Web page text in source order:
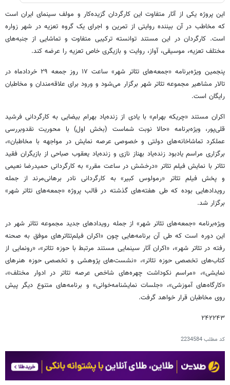
این پروژه یکی از آثار متفاوت این کارگردان گزیده‌کار و مولف سینمای ایران است
که مخاطب در آن بیننده روایتی از تمرین و اجرای یک گروه تعزیه در شهر زواره
است. کارگردان در این مستند توانسته ترکیبی متفاوت و تماشایی از جنبه‌های
مختلف تعزیه، موسیقی، آواز، روایت و بازیگری خاص تعزیه را عرضه کند.
پنجمین ویژه‌برنامه «جمعه‌های تئاتر شهر» ساعت ۱۷ روز جمعه ۲۹ خردادماه در
تالار مشاهیر مجموعه تئاتر شهر برگزار می‌شود و ورود برای علاقه‌مندان و مخاطبان
رایگان است.
‌اکران مستند «چریکه بهرام» با یادی از زنده‌یاد بهرام بیضایی به کارگردانی فرشید
قلی‌پور، ویژه‌برنامه «حالا نوبت شماست (بخش اول) با محوریت نقدوبررسی
عملکرد تماشاخانه‌های دولتی و خصوصی عرصه نمایش در مواجهه با مخاطبان»،
برگزاری مراسم یادبود زنده‌یاد بهناز نازی و زنده‌یاد یعقوب صباحی از بازیگران فقید
تئاتر با نمایش فیلم تئاتر «درخشش در ساعت مقرر» به کارگردانی حمیدرضا نعیمی
و پخش فیلم تئاتر «رمولوس کبیر» به کارگردانی نادر برهانی‌مرند از جمله
رویدادهایی بوده که طی هفته‌های گذشته در قالب پروژه «جمعه‌های تئاتر شهر»
برگزار شد.
ویژه‌برنامه «جمعه‌های تئاتر شهر» از جمله رویدادهای جدید مجموعه تئاتر شهر در
این دوره است که طی آن برنامه‌هایی چون «اکران فیلم‌تئاترهای موفق به صحنه
رفته در تئاتر شهر»، «اکران آثار سینمایی مستند مرتبط با حوزه تئاتر»، «رونمایی از
کتاب‌های تخصصی حوزه تئاتر»، «نشست‌های پژوهشی و تخصصی حوزه هنرهای
نمایشی»، «مراسم نکوداشت چهره‌های شاخص عرصه تئاتر در ادوار مختلف»،
«کارگاه‌های آموزشی»، «جلسات نمایشنامه‌خوانی» و برنامه‌های متنوع دیگر پیش
روی مخاطبان قرار خواهد گرفت.
۲۴۲۲۴۳
کد مطلب2234584